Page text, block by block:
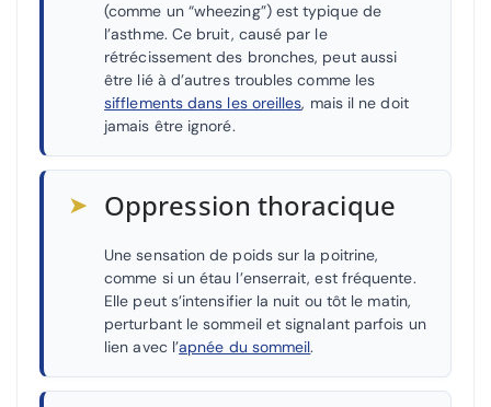
(comme un “wheezing”) est typique de
l’asthme. Ce bruit, causé par le
rétrécissement des bronches, peut aussi
être lié à d’autres troubles comme les
sifflements dans les oreilles, mais il ne doit
jamais être ignoré.
➤ Oppression thoracique
Une sensation de poids sur la poitrine,
comme si un étau l’enserrait, est fréquente.
Elle peut s’intensifier la nuit ou tôt le matin,
perturbant le sommeil et signalant parfois un
lien avec l’apnée du sommeil.